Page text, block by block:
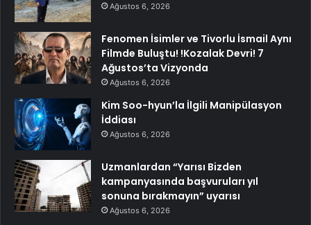
Ağustos 6, 2026
Fenomen İsimler ve Tivorlu İsmail Aynı
Filmde Buluştu! !Kozalak Devri! 7
Ağustos’ta Vizyonda
Ağustos 6, 2026
Kim Soo-hyun’la İlgili Manipülasyon
İddiası
Ağustos 6, 2026
Uzmanlardan “Yarısı Bizden
kampanyasında başvuruları yıl
sonuna bırakmayın” uyarısı
Ağustos 6, 2026